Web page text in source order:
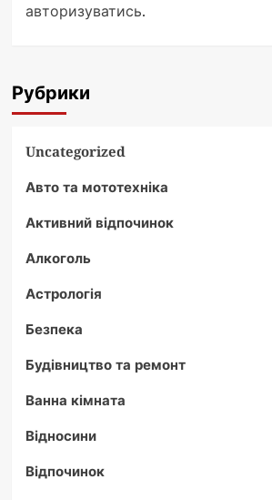
авторизуватись.
Рубрики
Uncategorized
Авто та мототехніка
Активний відпочинок
Алкоголь
Астрологія
Безпека
Будівництво та ремонт
Ванна кімната
Відносини
Відпочинок